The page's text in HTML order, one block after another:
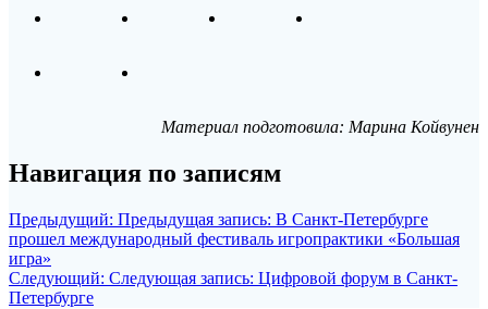
Материал подготовила: Марина Койвунен
Навигация по записям
Предыдущий: Предыдущая запись: В Санкт-Петербурге
прошел международный фестиваль игропрактики «Большая
игра»
Следующий: Следующая запись: Цифровой форум в Санкт-
Петербурге